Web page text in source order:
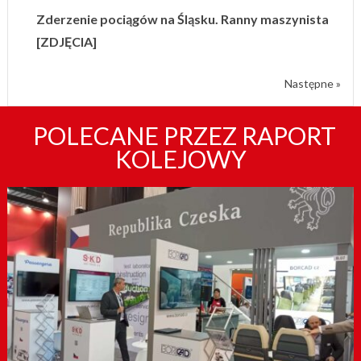
Zderzenie pociągów na Śląsku. Ranny maszynista
[ZDJĘCIA]
Następne »
POLECANE PRZEZ RAPORT
KOLEJOWY